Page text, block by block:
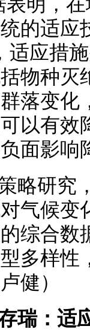
表明，
的适应
适应措
物种灭
落变化
以有效
面影响
略研究
气候变
综合数
多样性
健）
瑞：适